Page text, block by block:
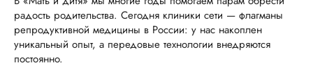
радость родительства. Сегодня клиники сети — флагманы
репродуктивной медицины в России: у нас накоплен
уникальный опыт, а передовые технологии внедряются
постоянно.